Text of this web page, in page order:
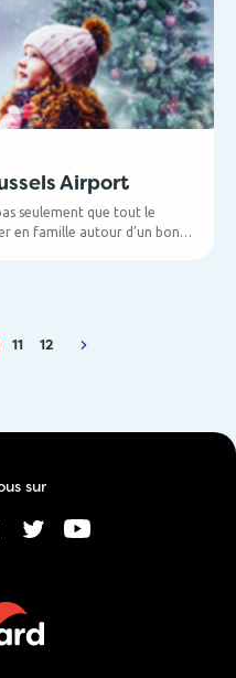
Airport
seulement que tout le
en famille autour d’un bon
11 12
sur